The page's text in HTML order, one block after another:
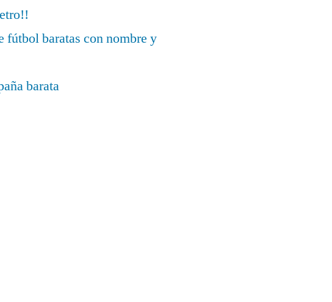
fútbol baratas con nombre y
barata